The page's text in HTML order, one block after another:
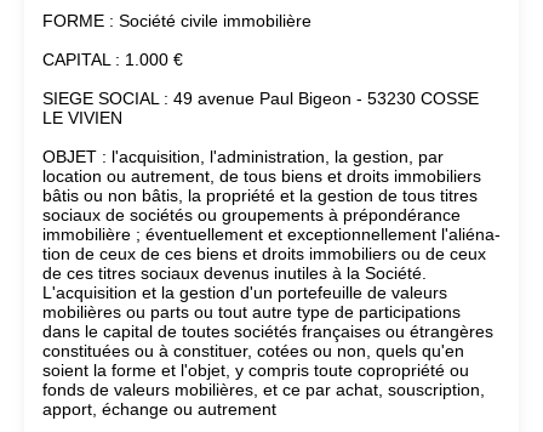
FORME : Société civile immobilière
CAPITAL : 1.000 €
SIEGE SOCIAL : 49 avenue Paul Bigeon - 53230 COSSE
LE VIVIEN
OBJET : l'acquisition, l'administration, la gestion, par
location ou autrement, de tous biens et droits immobiliers
bâtis ou non bâtis, la propriété et la gestion de tous titres
sociaux de sociétés ou groupements à prépondérance
immobilière ; éventuellement et exceptionnellement l'aliéna-
tion de ceux de ces biens et droits immobiliers ou de ceux
de ces titres sociaux devenus inutiles à la Société.
L'acquisition et la gestion d'un portefeuille de valeurs
mobilières ou parts ou tout autre type de participations
dans le capital de toutes sociétés françaises ou étrangères
constituées ou à constituer, cotées ou non, quels qu'en
soient la forme et l'objet, y compris toute copropriété ou
fonds de valeurs mobilières, et ce par achat, souscription,
apport, échange ou autrement